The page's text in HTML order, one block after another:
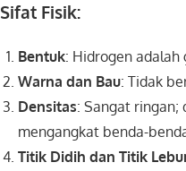
Sifat Fisik:
Bentuk: Hidrogen adalah
Warna dan Bau: Tidak
Densitas: Sangat ringan;
mengangkat benda-
Titik Didih dan Titik